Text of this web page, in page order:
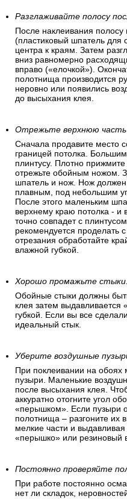
Разглаживайте полосу
После наклеивания
(пластиковый шпатель для
центра к краям. Затем
вниз равномерно
вправо («елочкой»).
полотнища производится
неровно или появились
до высыхания клея.
Отрежьте верхнюю часть
Сначала продавите место
границей потолка.
плинтусу. Плотно
отрежьте обойным ножом.
шпатель и нож. Нож
плавным, под небольшим
После этого маленьким
верхнему краю потолка - и
точно совпадет с
рекомендуется проделать
отрезания обработайте
влажной губкой.
Хорошо промажьте стыки.
Обойные стыки должны
клея затем
губкой. Если вы все
идеальный стык.
Уберите воздушные
При поклеивании на обоях
пузыри. Маленькие
после высыхания клея.
аккуратно отогните угол
«перышком». Если пузыри
полотнища – разгоните их
мелкие части и
«перышко» или резиновый
Постоянно проверяйте
При работе постоянно
нет ли складок,